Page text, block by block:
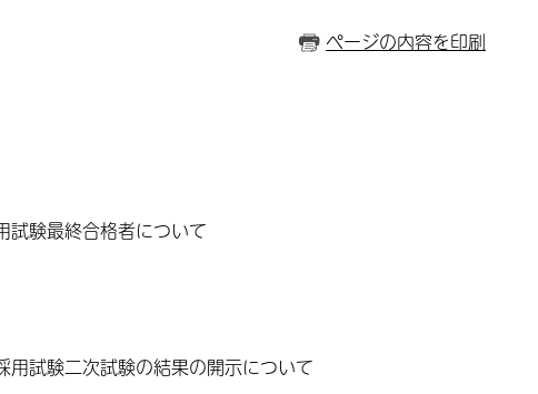
ページの内容を印刷
試験最終合格者について
試験二次試験の結果の開示について